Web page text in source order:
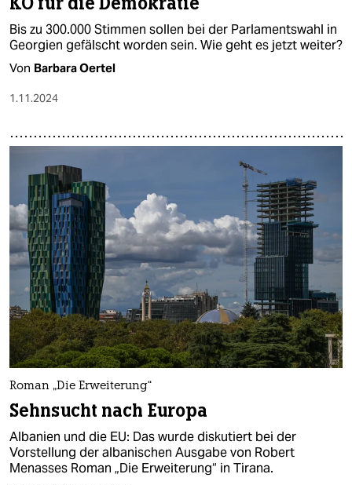
Bis zu 300.000 Stimmen sollen bei der Parlamentswahl in
Georgien gefälscht worden sein. Wie geht es jetzt weiter?
Von Barbara Oertel
1.11.2024
Roman „Die Erweiterung“
Sehnsucht nach Europa
Albanien und die EU: Das wurde diskutiert bei der
Vorstellung der albanischen Ausgabe von Robert
Menasses Roman „Die Erweiterung“ in Tirana.